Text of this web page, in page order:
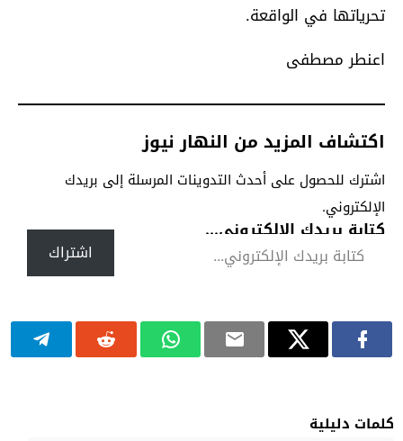
تحرياتها في الواقعة.
اعنطر مصطفى
اكتشاف المزيد من النهار نيوز
اشترك للحصول على أحدث التدوينات المرسلة إلى بريدك
الإلكتروني.
كتابة بريدك الإلكتروني...
اشتراك
كلمات دليلية